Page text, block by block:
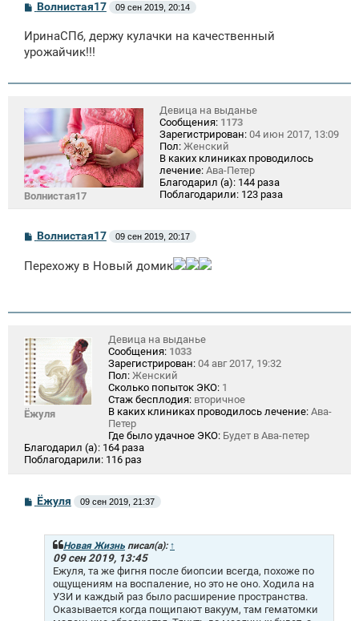
С
б
щ
и
Волнистая17 09 сен 2019, 20:14
ИринаСПб, держу кулачки на качественный
урожайчик!!!
Волнистая17
Девица на выданье
Сообщения: 1173
Зарегистрирован: 04 июн 2017, 13:09
Пол: Женский
В каких клиниках проводилось
лечение: Ава-Петер
Благодарил (а): 144 раза
Поблагодарили: 123 раза
С
б
и
Волнистая17 09 сен 2019, 20:17
Перехожу в Новый домик
Ёжуля
Девица на выданье
Сообщения: 1033
Зарегистрирован: 04 авг 2017, 19:32
Пол: Женский
Сколько попыток ЭКО: 1
Стаж бесплодия: вторичное
В каких клиниках проводилось лечение: Ава-
Петер
Где было удачное ЭКО: Будет в Ава-петер
Благодарил (а): 164 раза
Поблагодарили: 116 раз
СЁжуля 09 сен 2019, 21:37
Новая Жизнь писал(а): ↑
09 сен 2019, 13:45
Ежуля, та же фигня после биопсии всегда, похоже по
ощущениям на воспаление, но это не оно. Ходила на
УЗИ и каждый раз было расширение пространства.
Оказывается когда пощипают вакуум, там гематомки